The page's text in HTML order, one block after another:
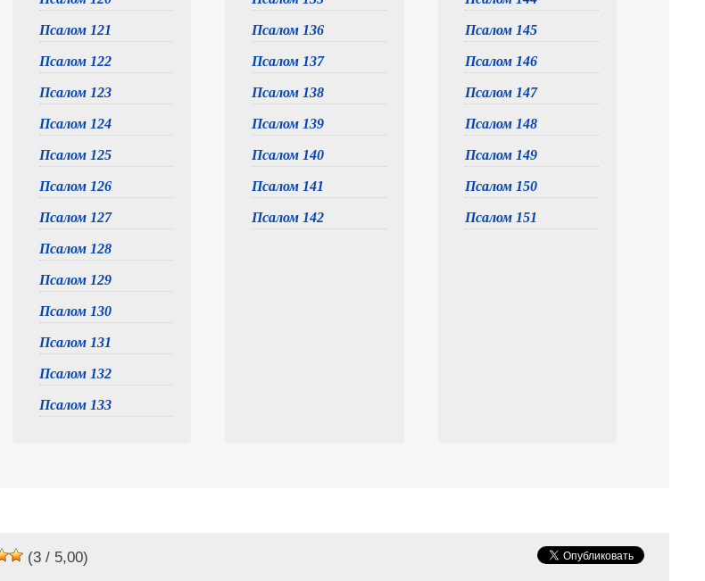
Псалом 121
Псалом 122
Псалом 123
Псалом 124
Псалом 125
Псалом 126
Псалом 127
Псалом 128
Псалом 129
Псалом 130
Псалом 131
Псалом 132
Псалом 133
Псалом 136
Псалом 137
Псалом 138
Псалом 139
Псалом 140
Псалом 141
Псалом 142
Псалом 145
Псалом 146
Псалом 147
Псалом 148
Псалом 149
Псалом 150
Псалом 151
(3 / 5,00)